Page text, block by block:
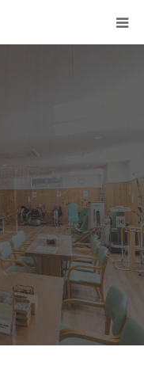
スギの木の空間
る空間を。